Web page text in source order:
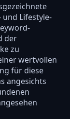
Lifestyle-
der
zu
wertvollen
für diese
angesichts